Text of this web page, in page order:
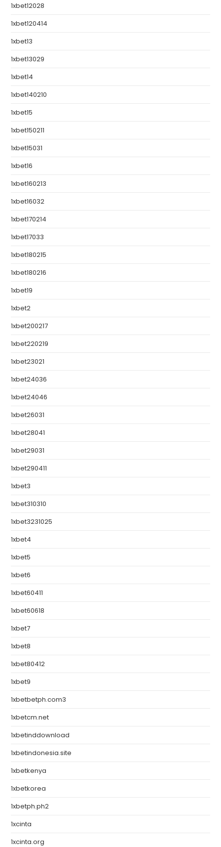
1xbet12028
1xbet120414
1xbet13
1xbet13029
1xbet14
1xbet140210
1xbet15
1xbet150211
1xbet15031
1xbet16
1xbet160213
1xbet16032
1xbet170214
1xbet17033
1xbet180215
1xbet180216
1xbet19
1xbet2
1xbet200217
1xbet220219
1xbet23021
1xbet24036
1xbet24046
1xbet26031
1xbet28041
1xbet29031
1xbet290411
1xbet3
1xbet310310
1xbet3231025
1xbet4
1xbet5
1xbet6
1xbet60411
1xbet60618
1xbet7
1xbet8
1xbet80412
1xbet9
1xbetbetph.com3
1xbetcm.net
1xbetinddownload
1xbetindonesia.site
1xbetkenya
1xbetkorea
1xbetph.ph2
1xcinta
1xcinta.org